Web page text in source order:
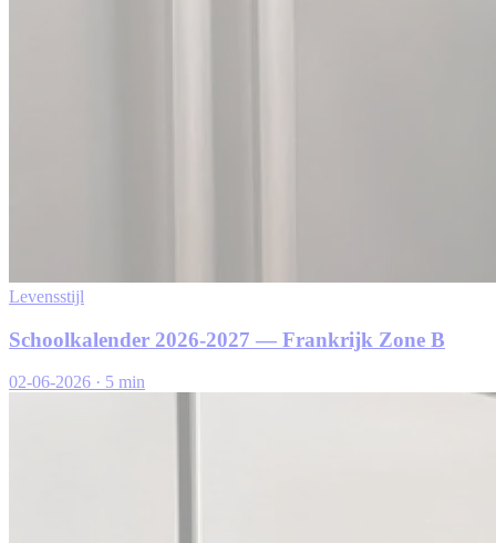
Levensstijl
Schoolkalender 2026-2027 — Frankrijk Zone B
02-06-2026 · 5 min